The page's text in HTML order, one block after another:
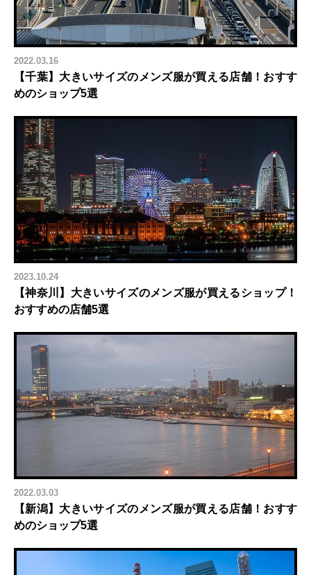
2022.03.16
【千葉】大きいサイズのメンズ服が買える店舗！おすす
めのショップ5選
2023.10.24
【神奈川】大きいサイズのメンズ服が買えるショップ！
おすすめの店舗5選
2022.03.03
【新潟】大きいサイズのメンズ服が買える店舗！おすす
めのショップ5選